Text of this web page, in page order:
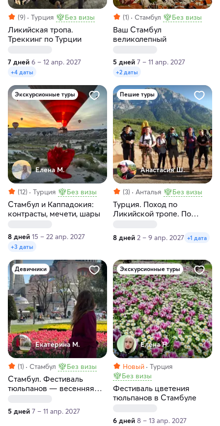
(9) Турция Без визы
Ликийская тропа.
Треккинг по Турции
7 дней 6 – 12 апр. 2027
+4 даты
(1) Стамбул Без визы
Ваш Стамбул
великолепный
5 дней 7 – 11 апр. 2027
+2 даты
Экскурсионные туры
Елена М.
(12) Турция Без визы
Стамбул и Каппадокия:
контрасты, мечети, шары
8 дней 15 – 22 апр. 2027
+3 даты
Пешие туры
Анастасия Ш.
(3) Анталья Без визы
Турция. Поход по
Ликийской тропе. По
цивилизаций
8 дней 2 – 9 апр. 2027 +1 дата
Девичники
Екатерина М.
(1) Стамбул Без визы
Стамбул. Фестиваль
тюльпанов — весенняя
5 дней 7 – 11 апр. 2027
Экскурсионные туры
Елена Н.
Новый
Турция
Без визы
Фестиваль цветения
тюльпанов в Стамбуле
6 дней 8 – 13 апр. 2027